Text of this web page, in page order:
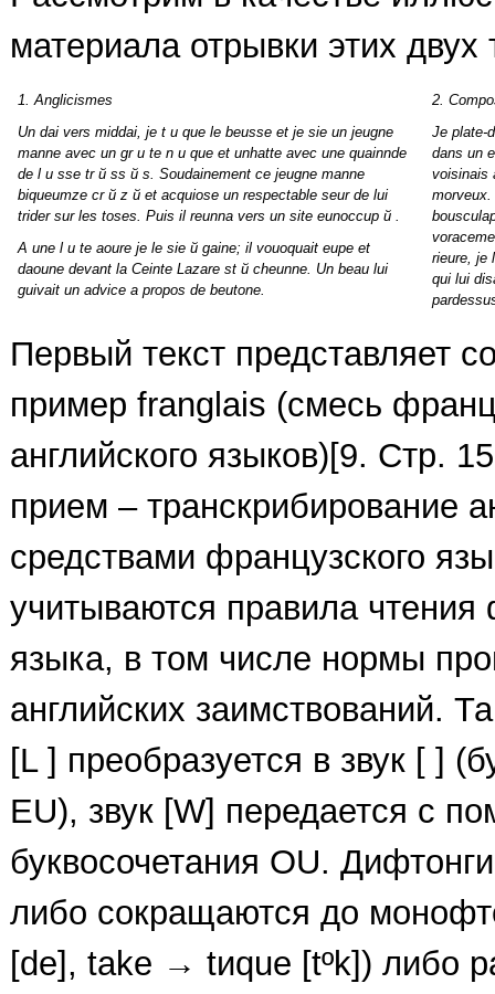
материала отрывки этих двух
1. Anglicismes
Un dai vers middai, je t и que le beusse et je sie un jeugne
manne avec un gr и te n и que et unhatte avec une quainnde
de l и sse tr й ss й s. Soudainement ce jeugne manne
biqueumze cr й z й et acquiose un respectable seur de lui
trider sur les toses. Puis il reunna vers un site eunoccup й .
A une l и te aoure je le sie й gaine; il vouoquait eupe et
daoune devant la Ceinte Lazare st й cheunne. Un beau lui
guivait un advice а propos de beutone.
2.
Je plate-
dans un
voisinais
rieure, je
qui lui
Первый текст представляет
пример franglais (смесь
английского языков)[9. Стр.
прием – транскрибирование
средствами французского
учитываются правила чтения
языка, в том числе нормы
английских заимствований.
[L ] преобразуется в звук [ ]
EU), звук [W] передается с
буквосочетания OU.
либо сокращаются до
[de], take → tиque [tºk]) либо